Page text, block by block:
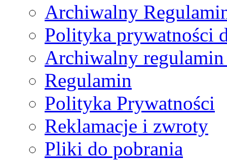
Archiwalny
Polityka prywatności
Archiwalny
Regulamin
Polityka Prywatności
Reklamacje i zwroty
Pliki do pobrania